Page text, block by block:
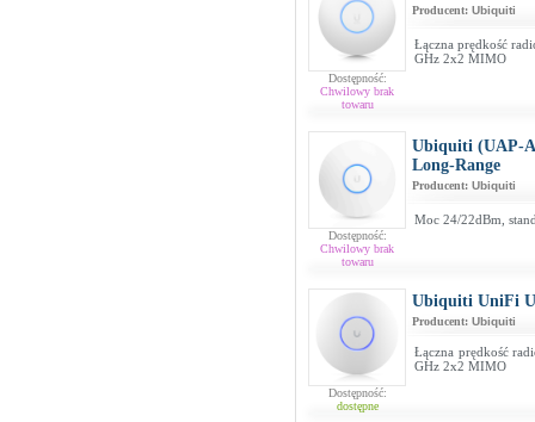
Dostępność:
Chwilowy brak
towaru
Producent: Ubiquiti
Łączna prędkość
GHz 2x2 MIMO
Dostępność:
Chwilowy brak
towaru
Ubiquiti (UAP-
Long-Range
Producent: Ubiquiti
Moc 24/22dBm,
Dostępność:
dostępne
Ubiquiti UniFi
Producent: Ubiquiti
Łączna prędkość
GHz 2x2 MIMO